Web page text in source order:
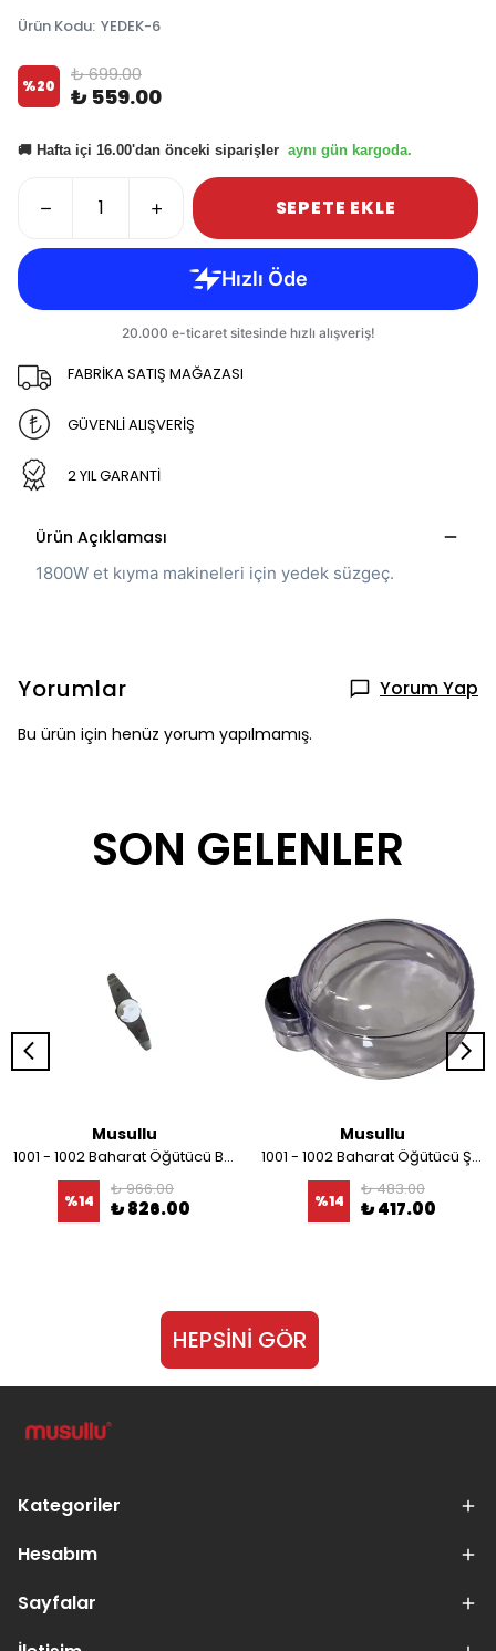
Ürün Kodu: YEDEK-6
%20
₺ 699.00
₺ 559.00
🚚 Hafta içi 16.00'dan önceki siparişler aynı gün kargoda.
SEPETE EKLE
FABRİKA SATIŞ MAĞAZASI
GÜVENLİ ALIŞVERİŞ
2 YIL GARANTİ
Ürün Açıklaması
1800W et kıyma makineleri için yedek süzgeç.
Yorumlar Yorum Yap
Bu ürün için henüz yorum yapılmamış.
SON GELENLER
Musullu
1001 - 1002 Baharat Öğütücü Bıçağı
%14
₺ 966.00
₺ 826.00
Musullu
1001 - 1002 Baharat Öğütücü Şeffaf Kapağı
%14
₺ 483.00
₺ 417.00
HEPSİNİ GÖR
Kategoriler
Hesabım
Sayfalar